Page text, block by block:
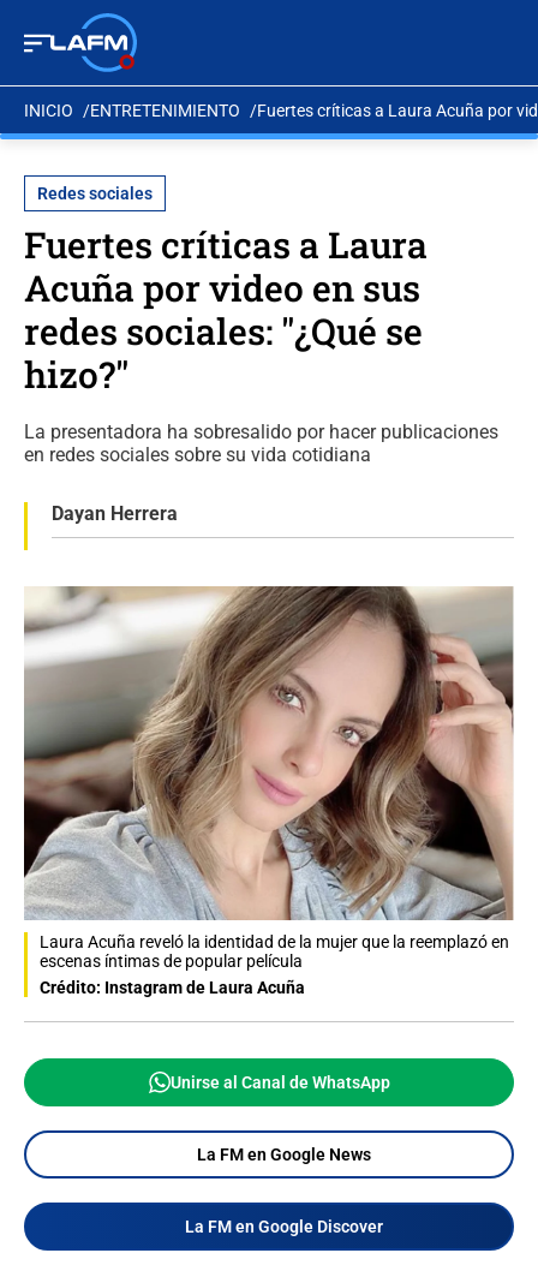
INICIO ENTRETENIMIENTO Fuertes críticas a Laura Acuña por
Redes sociales
Fuertes críticas a Laura
Acuña por video en sus
redes sociales: "¿Qué se
hizo?"
La presentadora ha sobresalido por hacer publicaciones
en redes sociales sobre su vida cotidiana
Dayan Herrera
Laura Acuña reveló la identidad de la mujer que la reemplazó en
escenas íntimas de popular película
Crédito: Instagram de Laura Acuña
Unirse al Canal de WhatsApp
La FM en Google News
La FM en Google Discover